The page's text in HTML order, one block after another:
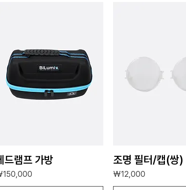
드램프 가방
격
조명 필터/캡(쌍)
가격
₩12,000